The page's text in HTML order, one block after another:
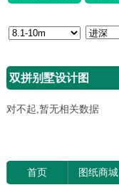
双拼别墅设计图
对不起,暂无相关数据
首页 图纸商城